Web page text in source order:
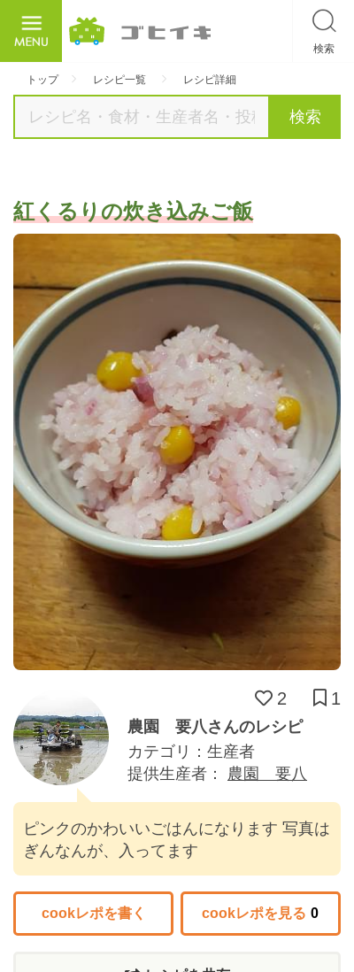
検索
トップ レシピ一覧 レシピ詳細
検索
紅くるりの炊き込みご飯
2 1
農園 要八さんのレシピ
カテゴリ：生産者
提供生産者： 農園 要八
ピンクのかわいいごはんになります 写真は
ぎんなんが、入ってます
cookレポを書く cookレポを見る 0